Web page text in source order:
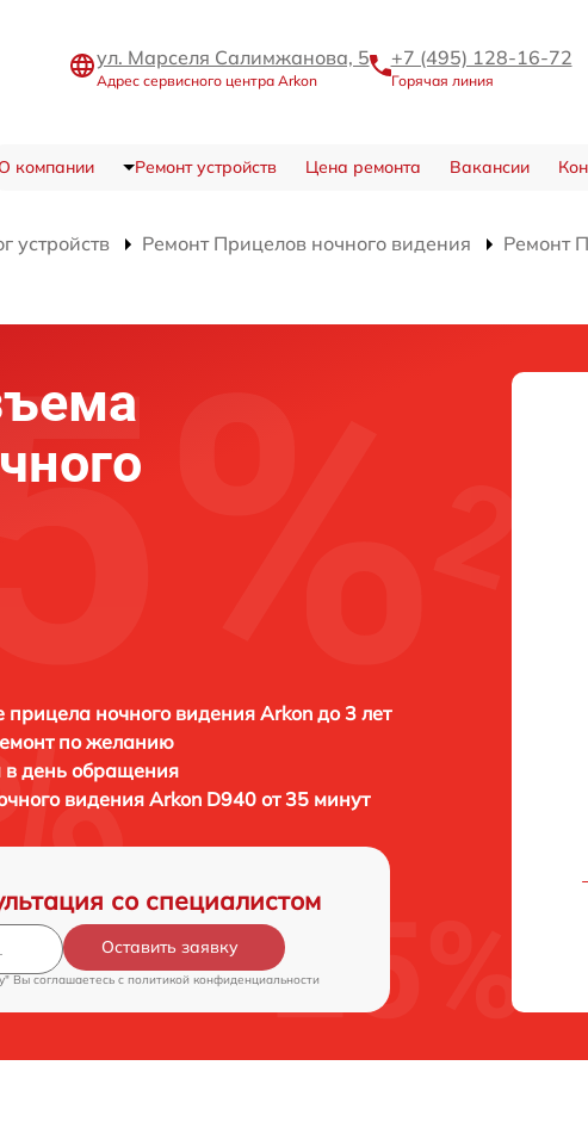
ул. Марселя Салимжанова, 5
Адрес сервисного центра Arkon
+7 (495) 128-16-72
Горячая линия
компании Ремонт устройств Цена ремонта Вакансии
устройств Ремонт Прицелов ночного видения
Ремонт
прицела ночного видения Arkon до 3 лет
по желанию
в день обращения
видения Arkon D940 от 35 минут
со специалистом
Оставить заявку
Вы соглашаетесь c политикой конфиденциальности